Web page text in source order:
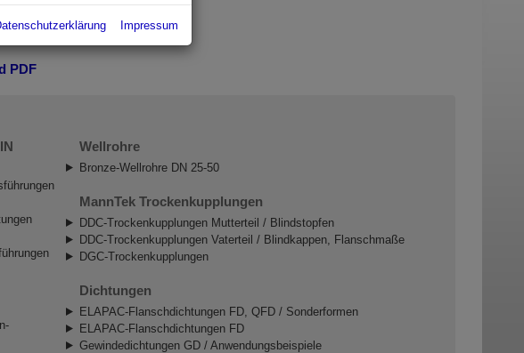
PDF
Wellrohre
Bronze-Wellrohre DN 25-50
MannTek Trockenkupplungen
DDC-Trockenkupplungen Mutterteil / Blindstopfen
DDC-Trockenkupplungen Vaterteil / Blindkappen, Flanschmaße
DGC-Trockenkupplungen
Dichtungen
ELAPAC-Flanschdichtungen FD, QFD / Sonderformen
ELAPAC-Flanschdichtungen FD
Gewindedichtungen GD / Anwendungsbeispiele
Impressum